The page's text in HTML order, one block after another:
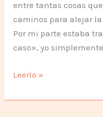
entre tantas cosas
caminos para alejar
Por mi parte estaba
caso», yo
Primer
Leerlo »